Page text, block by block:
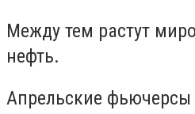
Между тем растут
нефть.
Апрельские фьючерсы